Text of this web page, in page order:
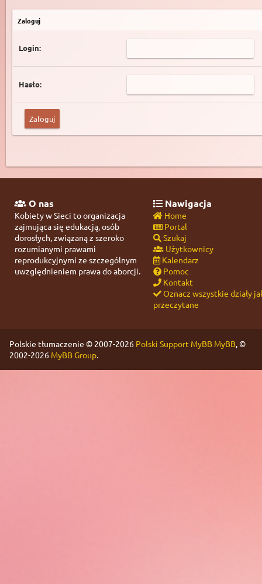
Zaloguj
Login:
Hasło:
O nas
Kobiety w Sieci to organizacja
zajmująca się edukacją, osób
dorosłych, związaną z szeroko
rozumianymi prawami
reprodukcyjnymi ze szczególnym
uwzględnieniem prawa do aborcji.
Nawigacja
Home
Portal
Szukaj
Użytkownicy
Kalendarz
Pomoc
Kontakt
Oznacz wszystkie działy
przeczytane
Polskie tłumaczenie © 2007-2026 Polski Support MyBB MyBB, ©
2002-2026 MyBB Group.